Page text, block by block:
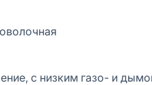
с низким газо- и